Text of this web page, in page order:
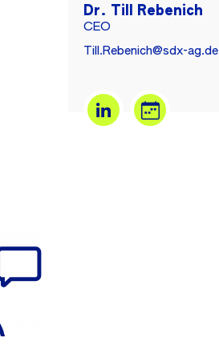
Dr. Till Rebenich
CEO
Till.Rebenich@sdx-ag.de